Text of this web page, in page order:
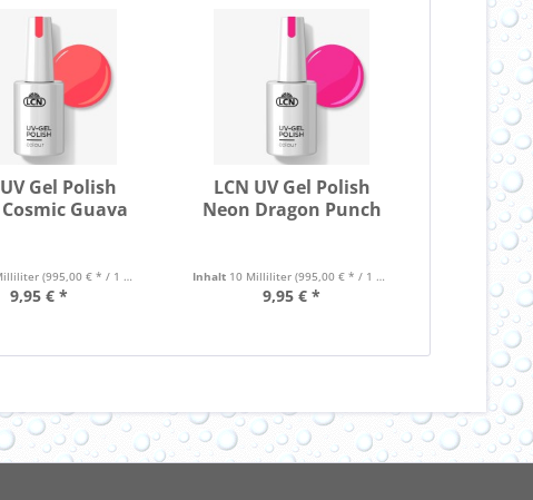
Gel Polish
Guava
(995,00 € * / 1 Liter)
9,95 € *
LCN UV Gel Polish
Neon Dragon Punch
Inhalt 10 Milliliter(995,00 € * / 1 Liter)
9,95 € *